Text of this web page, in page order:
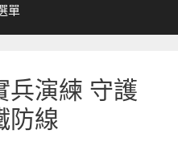
單
兵演練 守護
防線